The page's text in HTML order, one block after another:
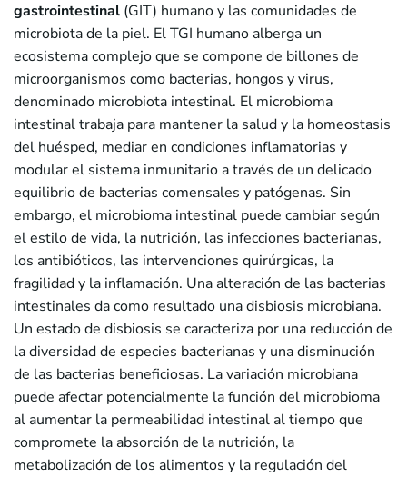
gastrointestinal (GIT) humano y las comunidades de
microbiota de la piel. El TGI humano alberga un
ecosistema complejo que se compone de billones de
microorganismos como bacterias, hongos y virus,
denominado microbiota intestinal. El microbioma
intestinal trabaja para mantener la salud y la homeostasis
del huésped, mediar en condiciones inflamatorias y
modular el sistema inmunitario a través de un delicado
equilibrio de bacterias comensales y patógenas. Sin
embargo, el microbioma intestinal puede cambiar según
el estilo de vida, la nutrición, las infecciones bacterianas,
los antibióticos, las intervenciones quirúrgicas, la
fragilidad y la inflamación. Una alteración de las bacterias
intestinales da como resultado una disbiosis microbiana.
Un estado de disbiosis se caracteriza por una reducción de
la diversidad de especies bacterianas y una disminución
de las bacterias beneficiosas. La variación microbiana
puede afectar potencialmente la función del microbioma
al aumentar la permeabilidad intestinal al tiempo que
compromete la absorción de la nutrición, la
metabolización de los alimentos y la regulación del